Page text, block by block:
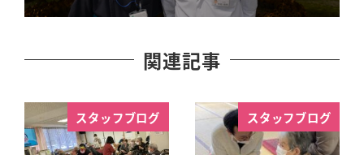
関連記事
スタッフブログ スタッフブログ